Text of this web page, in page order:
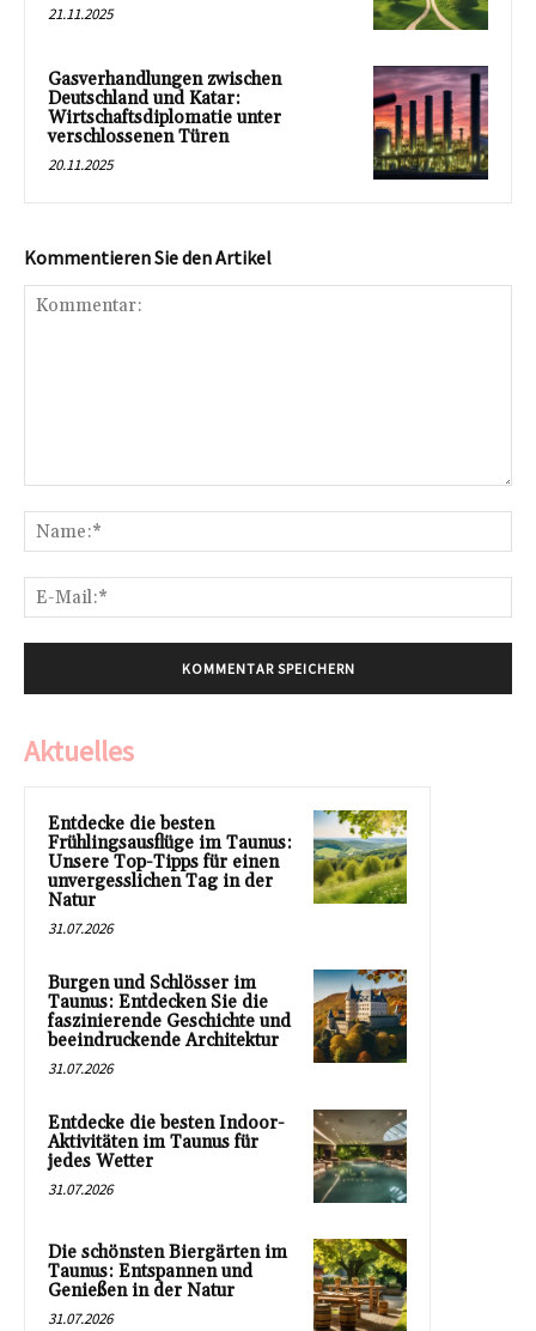
21.11.2025
Gasverhandlungen zwischen
Deutschland und Katar:
Wirtschaftsdiplomatie unter
verschlossenen Türen
20.11.2025
Kommentieren Sie den Artikel
Aktuelles
Entdecke die besten
Frühlingsausflüge im Taunus:
Unsere Top-Tipps für einen
unvergesslichen Tag in der
Natur
31.07.2026
Burgen und Schlösser im
Taunus: Entdecken Sie die
faszinierende Geschichte und
beeindruckende Architektur
31.07.2026
Entdecke die besten Indoor-
Aktivitäten im Taunus für
jedes Wetter
31.07.2026
Die schönsten Biergärten im
Taunus: Entspannen und
Genießen in der Natur
31.07.2026